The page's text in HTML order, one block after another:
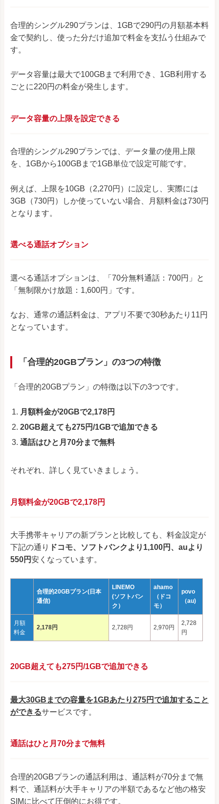
合理的シングル290プランは、1GBで290円の月額基本料
金で契約し、使った分だけ追加で料金を支払う仕組みで
す。
データ容量は最大で100GBまで利用でき、1GB利用する
ごとに220円の料金が発生します。
データ容量の上限を設定できる
合理的シングル290プランでは、データ量の使用上限
を、1GBから100GBまで1GB単位で設定可能です。
例えば、上限を10GB（2,270円）に設定し、実際には
3GB（730円）しか使っていない場合、月額料金は730円
となります。
選べる通話オプション
選べる通話オプションは、「70分無料通話：700円」と
「無制限かけ放題：1,600円」です。
なお、通常の通話料金は、アプリ不要で30秒あたり11円
となっています。
「合理的20GBプラン」の3つの特徴
「合理的20GBプラン」の特徴は以下の3つです。
月額料金が20GBで2,178円
20GB超えても275円/1GBで追加できる
通話はひと月70分まで無料
それぞれ、詳しく見ていきましょう。
月額料金が20GBで2,178円
大手携帯キャリアの新プランと比較しても、料金設定が
下記の通り
ドコモ、ソフトバンクより1,100円、auより
550円安くなっています。
合理的20GBプラン(日本
通信)
LINEMO
(ソフトバン
ク）
ahamo
（ドコ
モ）
povo
（au)
月額
料金
2,178円 2,728円 2,970円
2,728
円
20GB超えても275円/1GBで追加できる
最大30GBまでの容量を1GBあたり275円で追加すること
ができるサービスです。
通話はひと月70分まで無料
合理的20GBプランの通話利用は、通話料が70分まで無
料で、通話料が大手キャリアの半額であるなど他の格安
SIMに比べて圧倒的にお得です。